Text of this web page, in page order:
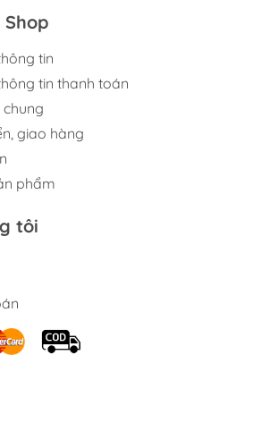
Top mount Style, N-Key
cảm giác gõ chắc chắc, đầm tay.
phong cách Retro.
:
kĩ phân loại gồm ( Màu sắc,
đã chọn trước khi đặt hàng để
của Boxx Shop :
hành trong thời gian 6 tháng.
Shop
tin
tin thanh toán
giao hàng
phẩm
tôi